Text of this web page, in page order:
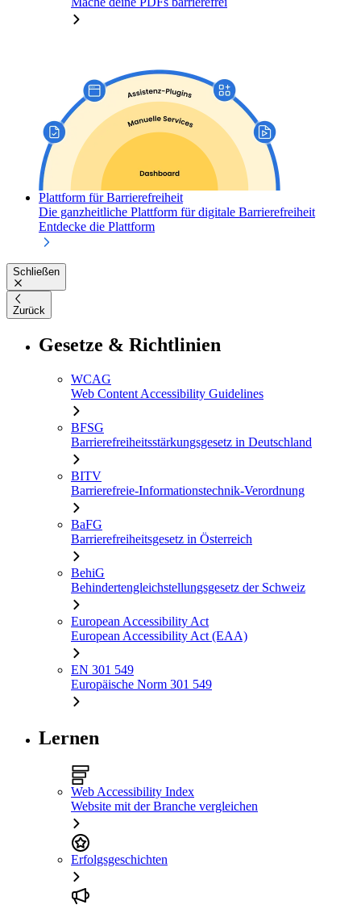
Plattform für Barrierefreiheit
Die ganzheitliche Plattform für digitale Barrierefreiheit
Entdecke die Plattform
Schließen
Zurück
Gesetze & Richtlinien
WCAG
Web Content Accessibility Guidelines
BFSG
Barrierefreiheitsstärkungsgesetz in Deutschland
BITV
Barrierefreie-Informationstechnik-Verordnung
BaFG
Barrierefreiheitsgesetz in Österreich
BehiG
Behindertengleichstellungsgesetz der Schweiz
European Accessibility Act
European Accessibility Act (EAA)
EN 301 549
Europäische Norm 301 549
Lernen
Web Accessibility Index
Website mit der Branche vergleichen
Erfolgsgeschichten